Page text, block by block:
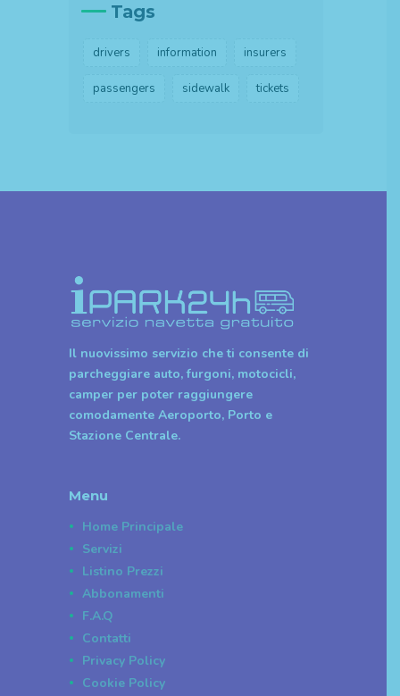
Tags
drivers information insurers
passengers sidewalk tickets
Il nuovissimo servizio che ti consente di
parcheggiare auto, furgoni, motocicli,
camper per poter raggiungere
comodamente Aeroporto, Porto e
Stazione Centrale.
Menu
Home Principale
Servizi
Listino Prezzi
Abbonamenti
F.A.Q
Contatti
Privacy Policy
Cookie Policy